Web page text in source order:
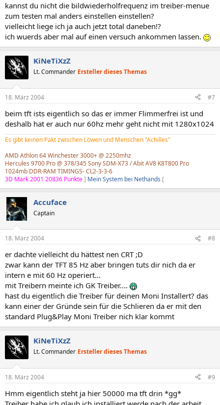
kannst du nicht die bildwiederholfrequenz im treiber-menue
zum testen mal anders einstellen einstellen?
vielleicht liege ich ja auch jetzt total daneben!?
ich wuerds aber mal auf einen versuch ankommen lassen.
KiNeTiXzZ
Lt. Commander Ersteller dieses Themas
18. März 2004 #7
beim tft ists eigentlich so das er immer Flimmerfrei ist und
deshalb hat er auch nur 60hz mehr geht nicht mit 1280x1024
Es gibt keinen Pakt zwischen Löwen und Menschen "Achilles"
AMD Athlon 64 Winchester 3000+ @ 2250mhz
Hercules 9700 Pro @ 378/345 Sony SDM-X73 / Abit AV8 K8T800 Pro
1024mb DDR-RAM TIMINGS- CL2-3-3-6
3D Mark 2001 20836 Punkte] Mein System bei Nethands [
Accuface
Captain
18. März 2004 #8
er dachte vielleicht du hättest nen CRT ;D
zwar kann der TFT 85 Hz aber bringen tuts dir nich da er
intern e mit 60 Hz operiert...
mit Treibern meinte ich GK Treiber....
hast du eigentlich die Treiber für deinen Moni Installert? das
kann einer der Gründe sein für die Schlieren da er mit den
standard Plug&Play Moni Treiber nich klar kommt
KiNeTiXzZ
Lt. Commander Ersteller dieses Themas
18. März 2004 #9
Hmm eigentlich steht ja hier 50000 ma tft drin *gg*